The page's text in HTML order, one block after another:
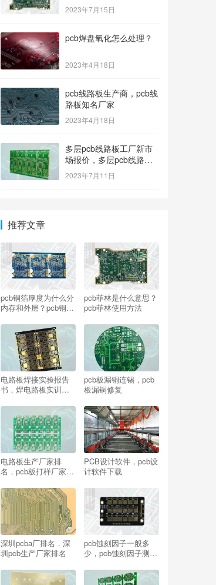
2023年7月15日
pcb焊盘氧化怎么处理？
2023年4月18日
pcb线路板生产商，pcb线
路板知名厂家
2023年4月18日
多层pcb线路板工厂新市
场报价，多层pcb线路板
厂家新参考价格
2023年7月11日
推荐文章
pcb铜箔厚度为什么分
内存和外层？pcb铜箔
pcb菲林是什么意思？
pcb菲林使用方法
电路板焊接实验报告
书，焊电路板实训报
pcb板漏铜连锡，pcb
板漏铜修复
电路板生产厂家排
名，pcb板打样厂家排
PCB设计软件，pcb设
计软件下载
深圳pcba厂排名，深
圳pcb生产厂家排名
pcb蚀刻因子一般多
少，pcb蚀刻因子测试